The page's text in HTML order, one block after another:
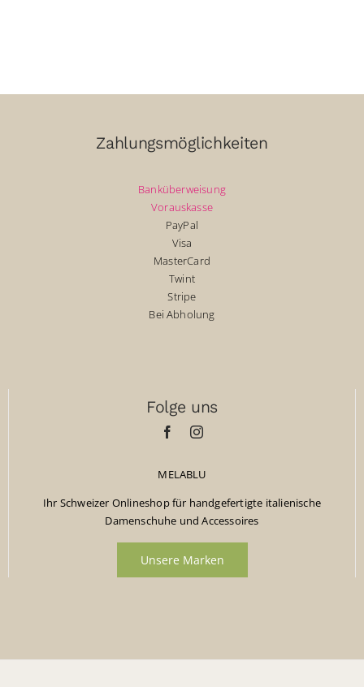
Zahlungsmöglichkeiten
Banküberweisung
Vorauskasse
PayPal
Visa
MasterCard
Twint
Stripe
Bei Abholung
Folge uns
MELABLU
Ihr Schweizer Onlineshop für handgefertigte italienische
Damenschuhe und Accessoires
Unsere Marken